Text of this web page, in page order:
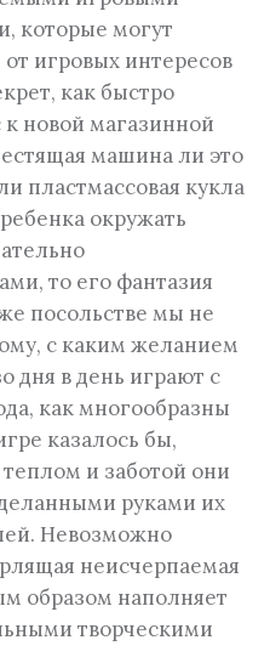
которые могут
игровых интересов
как быстро
к новой магазинной
машина ли это
пластмассовая кукла
окружать
то его фантазия
посольстве мы не
с каким желанием
дня в день играют с
как многообразны
казалось бы,
и заботой они
руками их
Невозможно
неисчерпаемая
образом наполняет
творческими